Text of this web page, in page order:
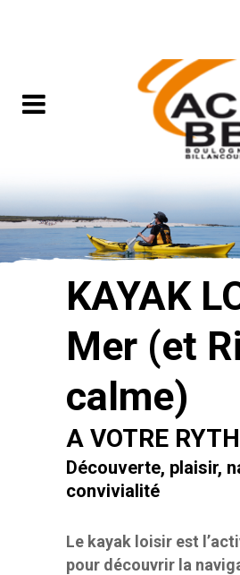
KAYAK
Mer (et
calme)
A VOTRE
Découverte, plaisir,
convivialité
Le kayak loisir est
pour découvrir la